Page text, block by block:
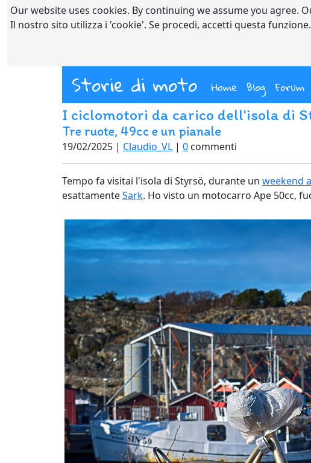
Our website uses cookies. By continuing we assume you agree.
Il nostro sito utilizza i 'cookie'. Se procedi, accetti questa
Storie di moto Home(current)
Blog Forum
I ciclomotori da carico dell'isola di
Tre ruote, 49cc e un pianale
19/02/2025 | Claudio_VL | 0 commenti
Tempo fa visitai l'isola di Styrsö, durante un weekend
esattamenteSark. Ho visto un motocarro Ape 50cc,